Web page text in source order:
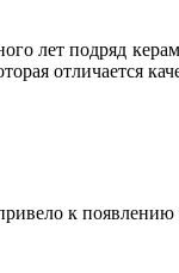
лет подряд
отличается
к